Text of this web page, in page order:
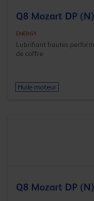
Q8 Mozart DP
ENERGY
Lubrifiant hautes
de coffre
Huile moteur
Q8 Mozart DP